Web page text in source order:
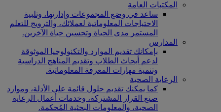
المكتبات العامة
ساعد في وضع المجموعات وإدارتها، وتلبية
الاحتياجات المعلوماتية لعملائك، والترويج للتعلم
المستمر مدى الحياة وتحسين حياة الآخرين.
المدارس
بإمكانك تقديم الموارد والتكنولوجيا الموثوقة
لدعم أبحاث الطلاب وتقديم المناهج الدراسية
وتنمية مهارات المعرفة المعلوماتية.
الرعاية الصحية
كما يمكنك تقديم حلول قائمة على الأدلة، وموارد
صنع القرار المشتركة، وخدمات أعمال الرعاية
الصحية، والمعلومات البحثية المُحكمة.